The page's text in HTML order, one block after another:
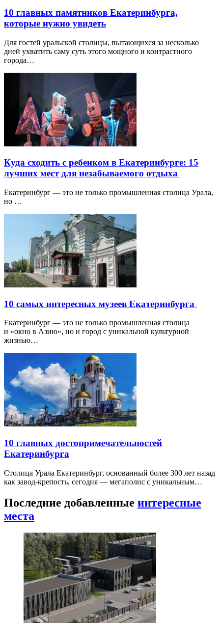
10 главных памятников Екатеринбурга,
которые нужно увидеть
Для гостей уральской столицы, пытающихся за несколько
дней ухватить саму суть этого мощного и контрастного
города…
Куда сходить с ребенком в Екатеринбурге: 15
лучших мест для незабываемого отдыха
Екатеринбург — это не только промышленная столица Урала,
но …
10 самых интересных музеев Екатеринбурга
Екатеринбург — это не только промышленная столица
и «окно в Азию», но и город с уникальной культурной
жизнью…
10 главных достопримечательностей
Екатеринбурга
Столица Урала Екатеринбург, основанный более 300 лет назад
как завод-крепость, сегодня — мегаполис с уникальным…
Последние добавленные интересные
места